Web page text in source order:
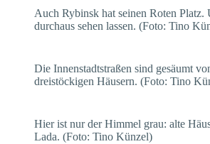
Auch Rybinsk hat seinen Roten Platz.
durchaus sehen lassen. (Foto: Tino
Die Innenstadtstraßen sind gesäumt
dreistöckigen Häusern. (Foto: Tino
Hier ist nur der Himmel grau: alte
Lada. (Foto: Tino Künzel)